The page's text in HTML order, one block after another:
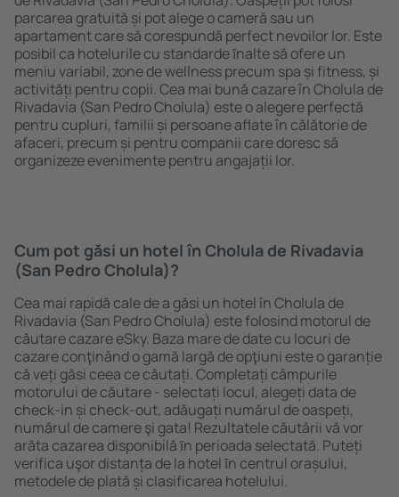
parcarea gratuită și pot alege o cameră sau un
apartament care să corespundă perfect nevoilor lor. Este
posibil ca hotelurile cu standarde ȋnalte să ofere un
meniu variabil, zone de wellness precum spa și fitness, și
activități pentru copii. Cea mai bună cazare în Cholula de
Rivadavia (San Pedro Cholula) este o alegere perfectă
pentru cupluri, familii și persoane aflate în călătorie de
afaceri, precum și pentru companii care doresc să
organizeze evenimente pentru angajații lor.
Cum pot găsi un hotel în Cholula de Rivadavia
(San Pedro Cholula)?
Cea mai rapidă cale de a găsi un hotel în Cholula de
Rivadavia (San Pedro Cholula) este folosind motorul de
căutare cazare eSky. Baza mare de date cu locuri de
cazare conţinând o gamă largă de opţiuni este o garanție
că veți găsi ceea ce căutați. Completați câmpurile
motorului de căutare - selectați locul, alegeți data de
check-in și check-out, adăugați numărul de oaspeți,
numărul de camere şi gata! Rezultatele căutării vă vor
arăta cazarea disponibilă ȋn perioada selectată. Puteți
verifica uşor distanța de la hotel ȋn centrul orașului,
metodele de plată și clasificarea hotelului.